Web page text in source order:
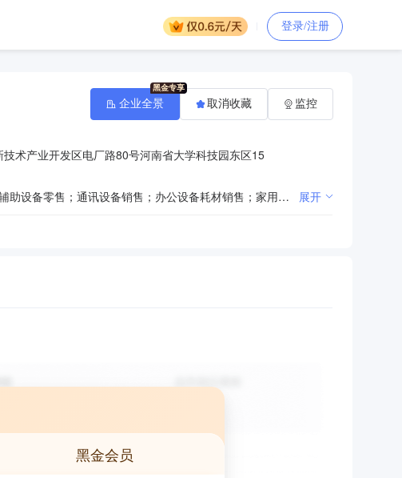
登录/注册
术产业开发区电厂路80号河南省大学科技园东区15
一般项目：技术服务、技术开发、技术咨询、技术交流、技术转让、技术推广；计算机软硬件及辅助设备零售；通讯设备销售；办公设备耗材销售；家用电器销售；办公设备销售；电子产品销售；照相器材及望远镜零售；仪器仪表销售；智能无人飞行器销售；机械设备销售；办公用品销售；教学专用仪器销售；户外用品销售；消防器材销售；电子、机械设备维护（不含特种设备）；地理遥感信息服务；信息技术咨询服务；网络技术服务；软件开发；机械设备租赁；专用设备修理；汽车销售；汽车零配件批发；汽车零配件零售；机动车修理和维护；照明器具销售；汽车装饰用品销售；小微型客车租赁经营服务；轮胎销售；橡胶制品销售；电车销售（除依法须经批准的项目外，凭营业执照依法自主开展经营活动）许可项目：测绘服务（依法须经批准的项目，经相关部门批准后方可开展经营活动，具体经营项目以相关部门批准文件或许可证件为准） 展开
企业全景 取消收藏 监控
黑金会员